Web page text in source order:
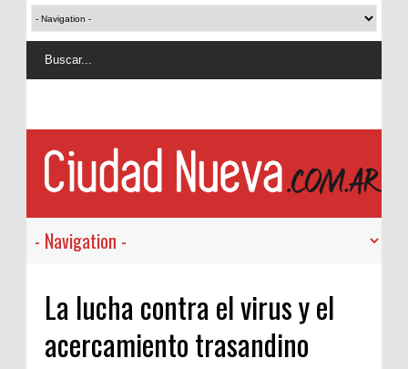
La lucha contra el virus y el
acercamiento trasandino